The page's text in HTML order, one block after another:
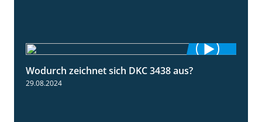
Wodurch zeichnet sich DKC 3438 aus?
29.08.2024